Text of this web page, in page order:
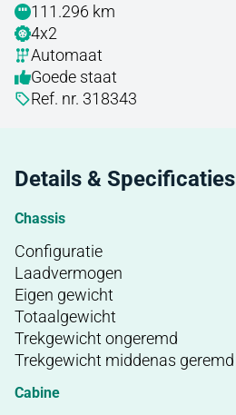
111.296 km
4x2
Automaat
Goede staat
Ref. nr. 318343
Details & Specificaties
Chassis
Configuratie
Laadvermogen
Eigen gewicht
Totaalgewicht
Trekgewicht ongeremd
Trekgewicht middenas geremd
Cabine